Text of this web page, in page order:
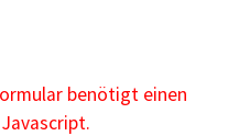
benötigt einen